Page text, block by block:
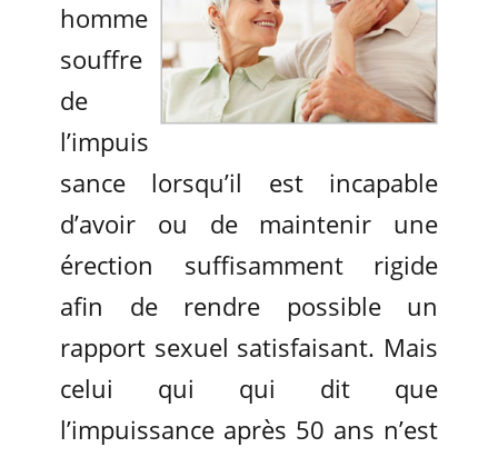
homme
souffre
de
l’impuis
sance lorsqu’il est incapable
d’avoir ou de maintenir une
érection suffisamment rigide
afin de rendre possible un
rapport sexuel satisfaisant. Mais
celui qui qui dit que
l’impuissance après 50 ans n’est